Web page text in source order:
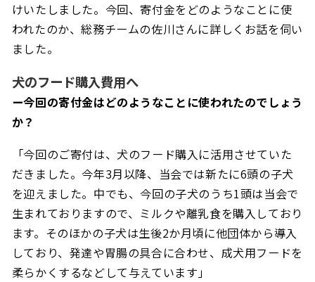
けいたしました。今回、寄付金をどのようなことに使
われたのか、総務チームの佐川さんに詳しくお話を伺い
ました。
犬のフード購入費用へ
ー今回の寄付金はどのようなことに使われたのでしょう
か？
「今回のご寄付は、犬のフード購入に活用させていた
だきました。今年3月以降、当会では新たに6頭の子犬
を迎えました。中でも、今回の子犬のうち1頭は当会で
生まれておりますので、ミルクや離乳食を購入しており
ます。そのほかの子犬は生後2か月頃に他団体から導入
しており、発達や胃腸の具合に合わせ、成犬用フードを
柔らかくするなどして与えています」